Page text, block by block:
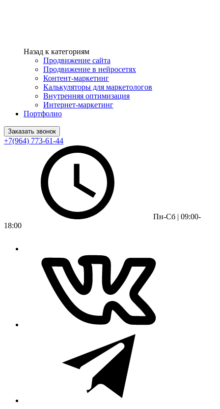
Назад к категориям
Продвижение сайта
Продвижение в нейросетях
Контент-маркетинг
Калькуляторы для маркетологов
Внутренняя оптимизация
Интернет-маркетинг
Портфолио
Заказать звонок
+7(964) 773-61-44
Пн-Сб | 09:00-
18:00